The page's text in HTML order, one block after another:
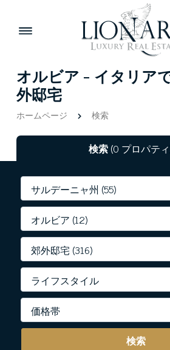
オルビア - イタリア
外邸宅
ホームページ 検索
検索(0 プロパテ
検索